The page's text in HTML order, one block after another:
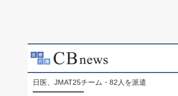
日医、JMAT25チーム・82人を派遣